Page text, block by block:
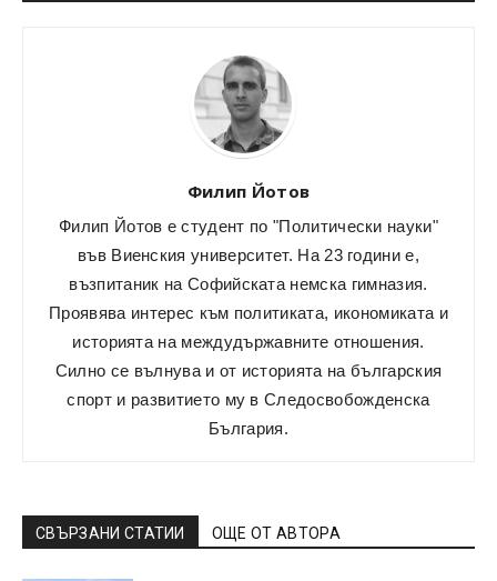
Филип Йотов
Филип Йотов е студент по "Политически науки"
във Виенския университет. На 23 години е,
възпитаник на Софийската немска гимназия.
Проявява интерес към политикатa, икономиката и
историята на междудържавните отношения.
Силно се вълнува и от историята на българския
спорт и развитието му в Следосвобожденска
България.
СВЪРЗАНИ СТАТИИ ОЩЕ ОТ АВТОРА